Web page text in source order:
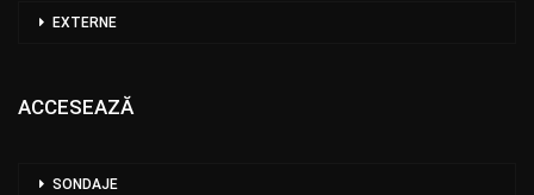
EXTERNE
ACCESEAZĂ
SONDAJE